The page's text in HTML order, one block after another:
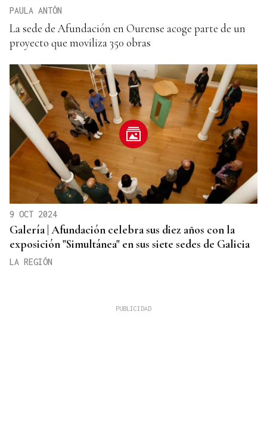
PAULA ANTÓN
La sede de Afundación en Ourense acoge parte de un
proyecto que moviliza 350 obras
9 OCT 2024
Galería | Afundación celebra sus diez años con la
exposición "Simultánea" en sus siete sedes de Galicia
LA REGIÓN